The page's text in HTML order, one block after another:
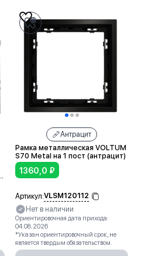
Антрацит
Рамка металлическая VOLTUM
S70 Metal на 1 пост (антрацит)
1360,0 ₽
Артикул:VLSM120112
Нет в наличии
Ориентировочная дата прихода:
04.08.2026
*Указан ориентировочный срок, не
является твердым обязательством.